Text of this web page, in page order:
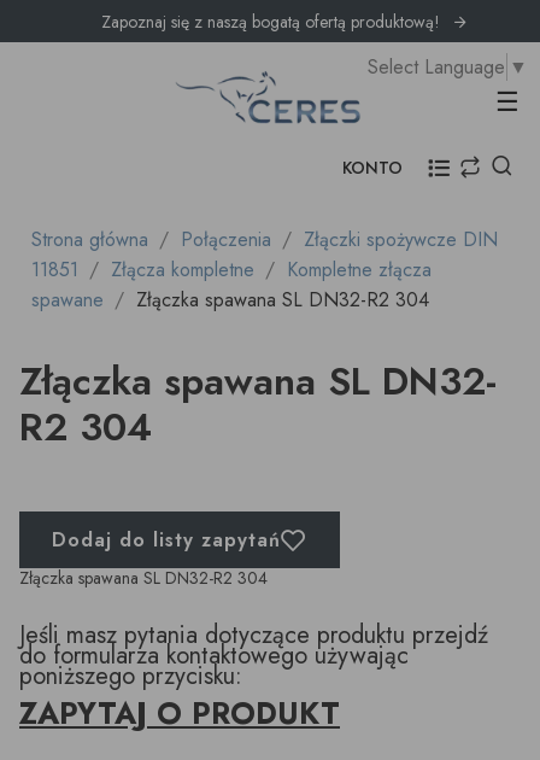
Zapoznaj się z naszą bogatą ofertą produktową!
☰
Select Language ▼
KONTO
Strona główna Połączenia
Złączki spożywcze DIN
11851
Złącza kompletne
Kompletne złącza
spawane
Złączka spawana SL DN32-R2 304
Złączka spawana SL DN32-
R2 304
Dodaj do listy zapytań
Złączka spawana SL DN32-R2 304
Jeśli masz pytania dotyczące produktu przejdź
do formularza kontaktowego używając
poniższego przycisku:
ZAPYTAJ O PRODUKT